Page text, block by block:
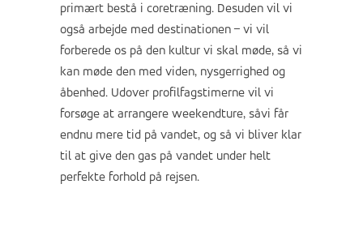
primært bestå i coretræning. Desuden vil vi
også arbejde med destinationen – vi vil
forberede os på den kultur vi skal møde, så vi
kan møde den med viden, nysgerrighed og
åbenhed. Udover profilfagstimerne vil vi
forsøge at arrangere weekendture, såvi får
endnu mere tid på vandet, og så vi bliver klar
til at give den gas på vandet under helt
perfekte forhold på rejsen.